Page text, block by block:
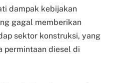
dampak kebijakan
gagal memberikan
sektor konstruksi, yang
permintaan diesel di